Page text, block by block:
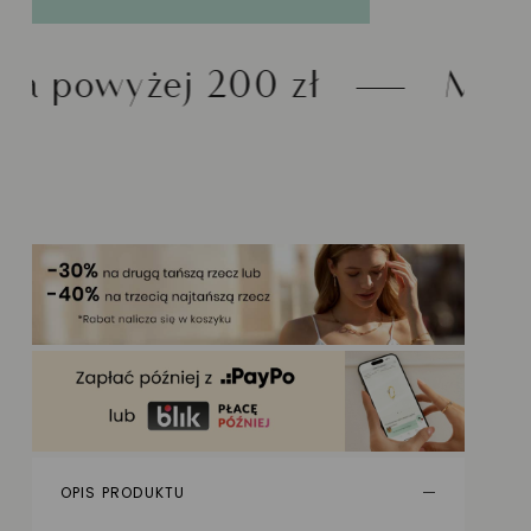
zł Możliwość
OPIS PRODUKTU